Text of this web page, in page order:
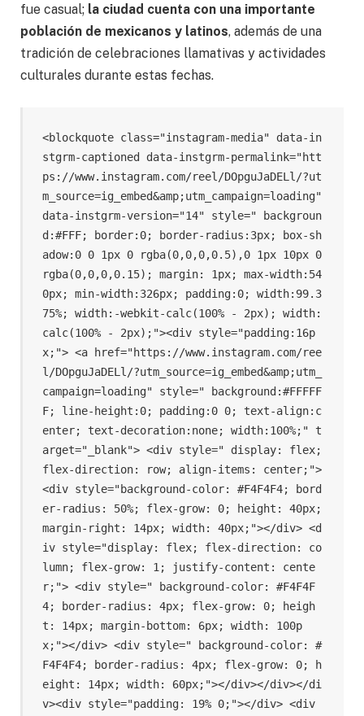
fue casual; la ciudad cuenta con una importante
población de mexicanos y latinos, además de una
tradición de celebraciones llamativas y actividades
culturales durante estas fechas.
<blockquote class="instagram-media" data-in
stgrm-captioned data-instgrm-permalink="htt
ps://www.instagram.com/reel/DOpguJaDELl/?ut
m_source=ig_embed&amp;utm_campaign=loading"
data-instgrm-version="14" style=" backgroun
d:#FFF; border:0; border-radius:3px; box-sh
adow:0 0 1px 0 rgba(0,0,0,0.5),0 1px 10px 0
rgba(0,0,0,0.15); margin: 1px; max-width:54
0px; min-width:326px; padding:0; width:99.3
75%; width:-webkit-calc(100% - 2px); width:
calc(100% - 2px);"><div style="padding:16p
x;"> <a href="https://www.instagram.com/ree
l/DOpguJaDELl/?utm_source=ig_embed&amp;utm_
campaign=loading" style=" background:#FFFFF
F; line-height:0; padding:0 0; text-align:c
enter; text-decoration:none; width:100%;" t
arget="_blank"> <div style=" display: flex;
flex-direction: row; align-items: center;">
<div style="background-color: #F4F4F4; bord
er-radius: 50%; flex-grow: 0; height: 40px;
margin-right: 14px; width: 40px;"></div> <d
iv style="display: flex; flex-direction: co
lumn; flex-grow: 1; justify-content: cente
r;"> <div style=" background-color: #F4F4F
4; border-radius: 4px; flex-grow: 0; heigh
t: 14px; margin-bottom: 6px; width: 100p
x;"></div> <div style=" background-color: #
F4F4F4; border-radius: 4px; flex-grow: 0; h
eight: 14px; width: 60px;"></div></div></di
v><div style="padding: 19% 0;"></div> <div